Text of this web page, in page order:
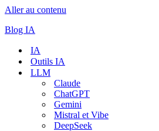
Aller au contenu
Blog IA
IA
Outils IA
LLM
Claude
ChatGPT
Gemini
Mistral et Vibe
DeepSeek